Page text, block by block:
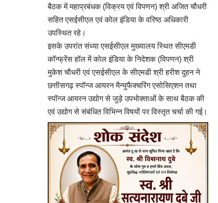
बैठक में महाप्रबंधक (विक्रय एवं विपणन) श्री अजित चौधरी
सहित एसईसीएल एवं कोल इंडिया के वरिष्ठ अधिकारी
उपस्थित रहे।
इसके उपरांत संध्या एसईसीएल मुख्यालय स्थित सीएमडी
कॉन्फ्रेंस हॉल में कोल इंडिया के निदेशक (विपणन) श्री
मुकेश चौधरी एवं एसईसीएल के सीएमडी श्री हरीश दुहन ने
छत्तीसगढ़ स्पॉन्ज आयरन मैन्युफैक्चरिंग एसोसिएशन तथा
स्पॉन्ज आयरन उद्योग से जुड़े उपभोक्ताओं के साथ बैठक की
एवं उद्योग से संबंधित विभिन्न विषयों पर विस्तृत चर्चा की गई।